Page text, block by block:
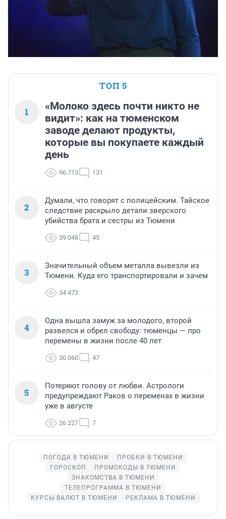
ТОП 5
1
«Молоко здесь почти никто не
видит»: как на тюменском
заводе делают продукты,
которые вы покупаете каждый
день
96 713 131
2
Думали, что говорят с полицейским. Тайское
следствие раскрыло детали зверского
убийства брата и сестры из Тюмени
39 048 45
3
Значительный объем металла вывезли из
Тюмени. Куда его транспортировали и зачем
34 473
4
Одна вышла замуж за молодого, второй
развелся и обрел свободу: тюменцы — про
перемены в жизни после 40 лет
30 060 47
5
Потеряют голову от любви. Астрологи
предупреждают Раков о переменах в жизни
уже в августе
26 227 7
ПОГОДА В ТЮМЕНИ
ПРОБКИ В ТЮМЕНИ
ГОРОСКОП
ПРОМОКОДЫ В ТЮМЕНИ
ЗНАКОМСТВА В ТЮМЕНИ
ТЕЛЕПРОГРАММА В ТЮМЕНИ
КУРСЫ ВАЛЮТ В ТЮМЕНИ
РЕКЛАМА В ТЮМЕНИ